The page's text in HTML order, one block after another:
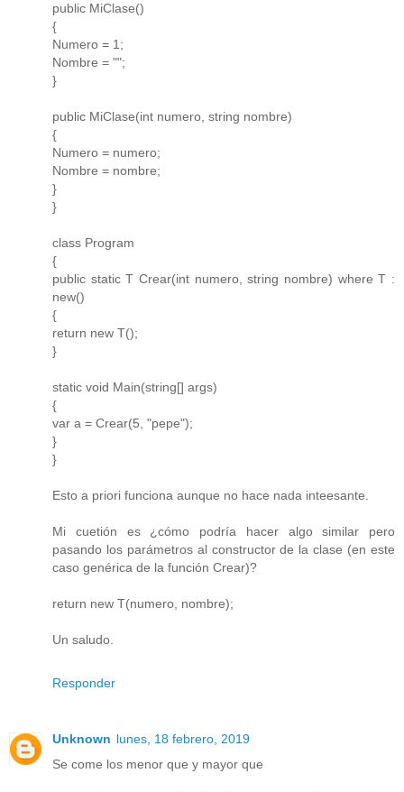
public MiClase()
{
Numero = 1;
Nombre = "";
}
public MiClase(int numero, string nombre)
{
Numero = numero;
Nombre = nombre;
}
}
class Program
{
public static T Crear(int numero, string nombre) where T :
new()
{
return new T();
}
static void Main(string[] args)
{
var a = Crear(5, "pepe");
}
}
Esto a priori funciona aunque no hace nada inteesante.
Mi cuetión es ¿cómo podría hacer algo similar pero
pasando los parámetros al constructor de la clase (en este
caso genérica de la función Crear)?
return new T(numero, nombre);
Un saludo.
Responder
Unknown lunes, 18 febrero, 2019
Se come los menor que y mayor que